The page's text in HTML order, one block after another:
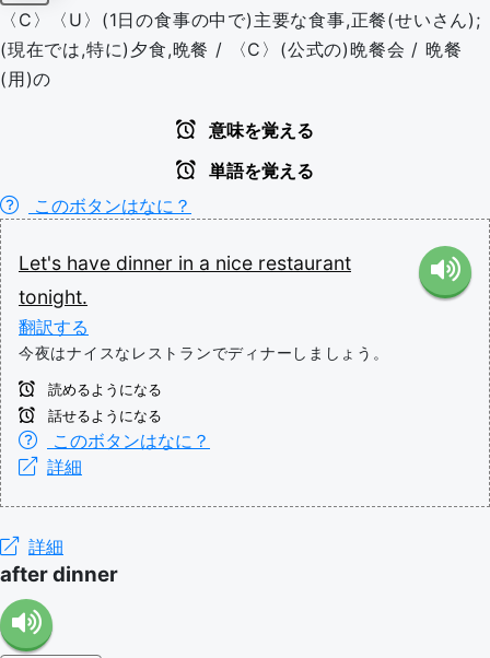
〈C〉〈U〉(1日の食事の中で)主要な食事,正餐(せいさん);
(現在では,特に)夕食,晩餐 / 〈C〉(公式の)晩餐会 / 晩餐
(用)の
意味を覚える
単語を覚える
このボタンはなに？
Let's have dinner in a nice restaurant
tonight.
翻訳する
今夜はナイスなレストランでディナーしましょう。
読めるようになる
話せるようになる
このボタンはなに？
詳細
詳細
after dinner